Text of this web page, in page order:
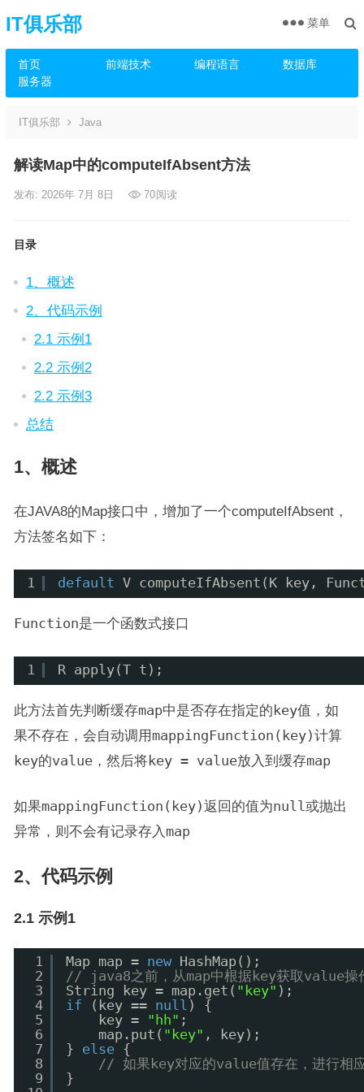
IT俱乐部
首页 前端技术 编程语言
数据库
服务器
菜单
IT俱乐部 Java
解读Map中的computeIfAbsent方法
发布: 2026年 7月 8日 70阅读
目录
1、概述
2、代码示例
2.1 示例1
2.2 示例2
2.2 示例3
总结
1、概述
在JAVA8的Map接口中，增加了一个computeIfAbsent，
方法签名如下：
1 default V computeIfAbsent(K key,
Function是一个函数式接口
1 R apply(T t);
此方法首先判断缓存map中是否存在指定的 key值，如
果不存在，会自动调用 mappingFunction(key)计算
key的value，然后将key = value放入到缓存map
如果mappingFunction(key)返回的值为null或抛出
异常，则不会有记录存入 map
2、代码示例
2.1 示例1
1
2
3
4
5
6
7
8
9
Map map = new
HashMap();
// java8之前，从map中根据key获取value操
String key = map.get( "key" );
if
(key == null ) {
key = "hh" ;
map.put( "key" , key);
} else {
// 如果key对应的value值存在，进行相
}